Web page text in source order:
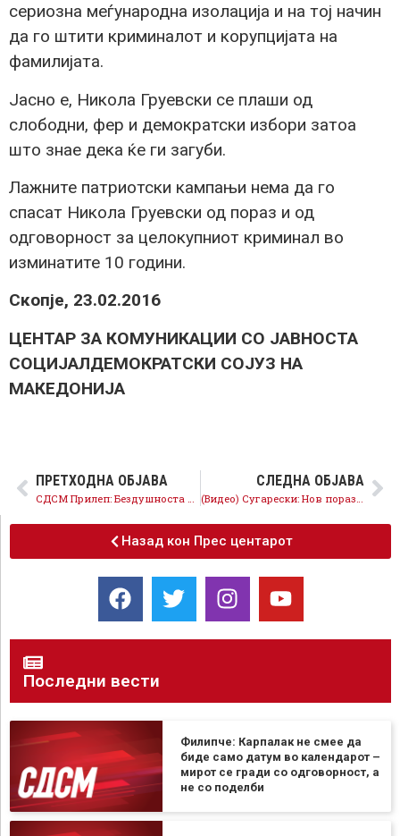
сериозна меѓународна изолација и на тој начин
да го штити криминалот и корупцијата на
фамилијата.
Јасно е, Никола Груевски се плаши од
слободни, фер и демократски избори затоа
што знае дека ќе ги загуби.
Лажните патриотски кампањи нема да го
спасат Никола Груевски од пораз и од
одговорност за целокупниот криминал во
изминатите 10 години.
Скопје, 23.02.2016
ЦЕНТАР ЗА КОМУНИКАЦИИ СО ЈАВНОСТА
СОЦИЈАЛДЕМОКРАТСКИ СОЈУЗ НА
МАКЕДОНИЈА
ПРЕТХОДНА ОБЈАВА СЛЕДНА ОБЈАВА
Назад кон Прес центарот
Последни вести
Филипче: Карпалак не смее да
биде само датум во календарот –
мирот се гради со одговорност, а
не со поделби